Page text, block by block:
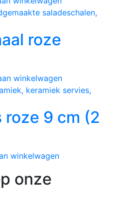
roze
winkelwagen
roze 9 cm (2
winkelwagen
onze